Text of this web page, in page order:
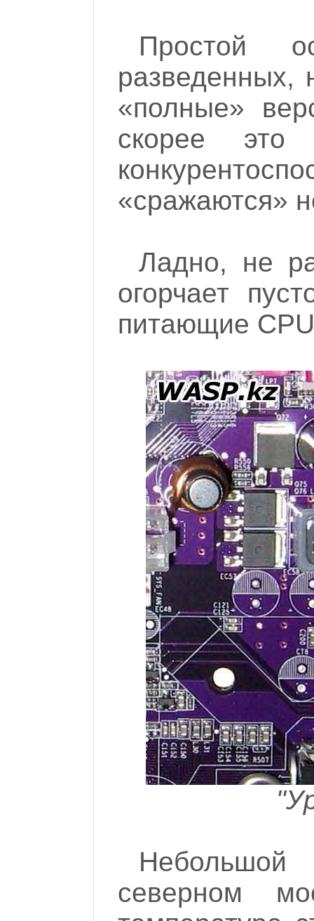
Простой
разведенных,
«полные»
скорее это
«сражаются»
Ладно, не
огорчает
питающие
северном